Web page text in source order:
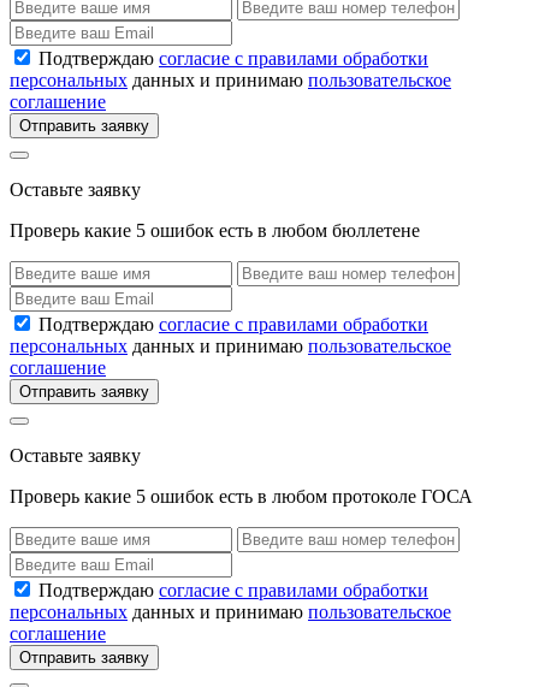
Подтверждаю согласие с правилами обработки
персональных данных и принимаю пользовательское
соглашение
Отправить заявку
Оставьте заявку
Проверь какие 5 ошибок есть в любом бюллетене
Подтверждаю согласие с правилами обработки
персональных данных и принимаю пользовательское
соглашение
Отправить заявку
Оставьте заявку
Проверь какие 5 ошибок есть в любом протоколе ГОСА
Подтверждаю согласие с правилами обработки
персональных данных и принимаю пользовательское
соглашение
Отправить заявку